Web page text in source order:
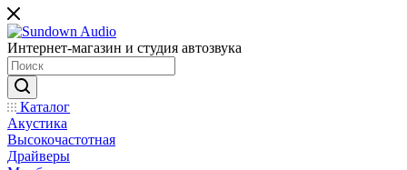
Интернет-магазин и студия автозвука
Каталог
Акустика
Высокочастотная
Драйверы